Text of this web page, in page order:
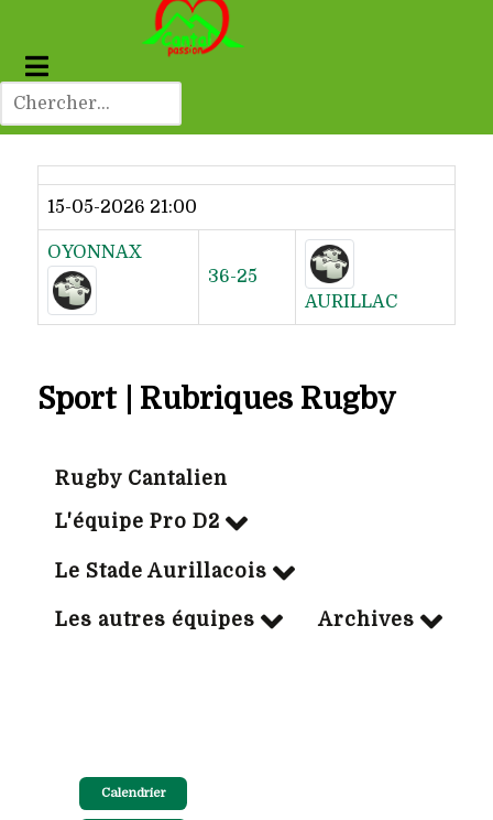
Dernier résultat
15-05-2026 21:00
OYONNAX
36-25
AURILLAC
Sport | Rubriques Rugby
Rugby Cantalien
L'équipe Pro D2
Le Stade Aurillacois
Les autres équipes Archives
Calendrier